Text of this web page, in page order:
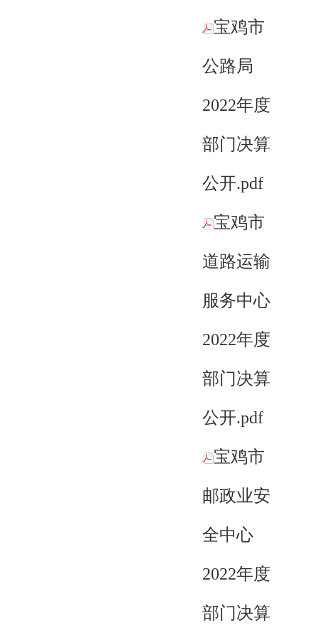
宝鸡市
公路局
2022年度
部门决算
公开.pdf
宝鸡市
道路运输
服务中心
2022年度
部门决算
公开.pdf
宝鸡市
邮政业安
全中心
2022年度
部门决算